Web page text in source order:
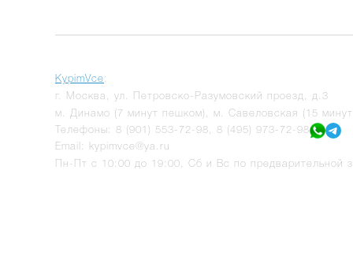
KypimVce:
г.
Москва
ул. Петровско-Разумовский проезд, д.3
м. Динамо (7 минут пешком), м. Савеловская (15
Телефоны: 8 (901) 553-72-98
8 (495) 973-72-98
Email: kypimvce@ya.ru
Пн-Пт с 10:00 до 19:00, Сб и Вс по предварительной